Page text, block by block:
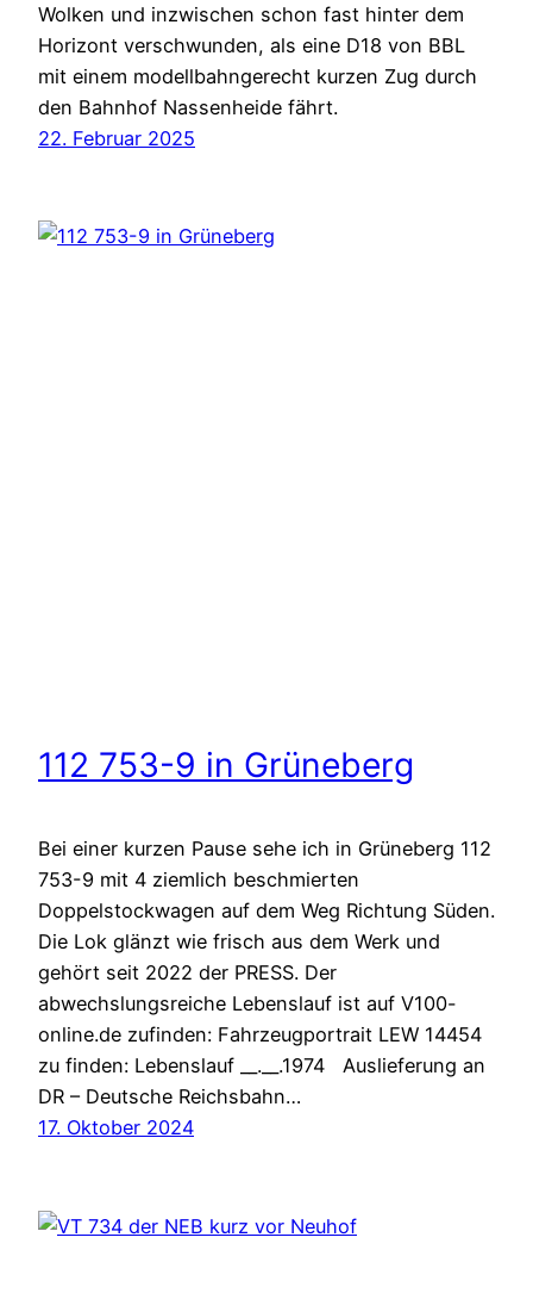
Wolken und inzwischen schon fast hinter dem
Horizont verschwunden, als eine D18 von BBL
mit einem modellbahngerecht kurzen Zug durch
den Bahnhof Nassenheide fährt.
22. Februar 2025
112 753-9 in Grüneberg
Bei einer kurzen Pause sehe ich in Grüneberg 112
753-9 mit 4 ziemlich beschmierten
Doppelstockwagen auf dem Weg Richtung Süden.
Die Lok glänzt wie frisch aus dem Werk und
gehört seit 2022 der PRESS. Der
abwechslungsreiche Lebenslauf ist auf V100-
online.de zufinden: Fahrzeugportrait LEW 14454
zu finden: Lebenslauf __.__.1974 Auslieferung an
DR – Deutsche Reichsbahn…
17. Oktober 2024